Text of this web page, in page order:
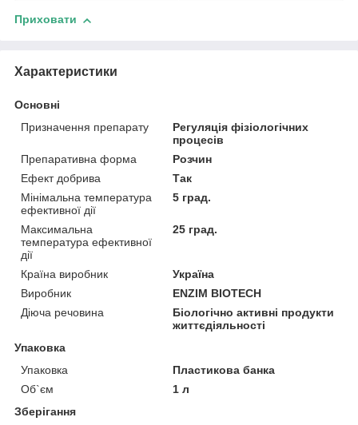
Приховати
Характеристики
Основні
Призначення препарату
Регуляція фізіологічних
процесів
Препаративна форма
Розчин
Ефект добрива
Так
Мінімальна температура
ефективної дії
5 град.
Максимальна
температура ефективної
дії
25 град.
Країна виробник
Україна
Виробник
ENZIM BIOTECH
Діюча речовина
Біологічно активні продукти
життєдіяльності
Упаковка
Упаковка
Пластикова банка
Об`єм
1 л
Зберігання